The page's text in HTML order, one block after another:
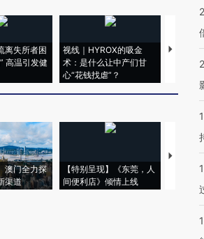
离失所者困
高温引发健
视线｜HYROX的吸金
术：是什么让中产们甘
心“花钱找虐”？
马航飞
粒摇头
澳门全力探
渠道
【特别呈现】《东莞，人
间便利店》倾情上线
【推广
会，让